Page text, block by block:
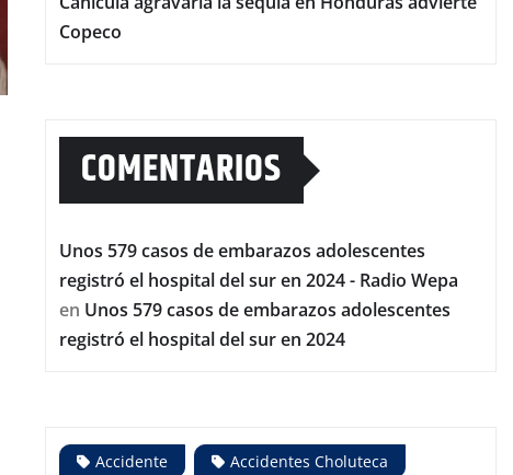
Copeco
COMENTARIOS
Unos 579 casos de embarazos adolescentes
registró el hospital del sur en 2024 - Radio Wepa
en Unos 579 casos de embarazos adolescentes
registró el hospital del sur en 2024
Accidente
Accidentes Choluteca